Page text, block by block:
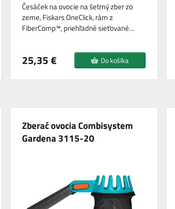
Česáček na ovocie na šetrný zber zo
zeme, Fiskars OneClick, rám z
FiberComp™, priehľadné sieťované…
25,35 € Do košíka
Zberač ovocia Combisystem
Gardena 3115-20